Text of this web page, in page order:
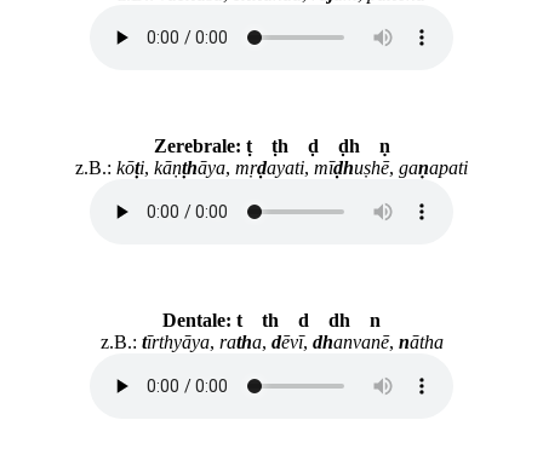
Zerebrale: ṭ ṭh ḍ ḍh ṇ
z.B.: kōṭi, kāṇṭhāya, mṛḍayati, mīḍhuṣhē, gaṇapati
Dentale: t th d dh n
z.B.: tīrthyāya, ratha, dēvī, dhanvanē, nātha